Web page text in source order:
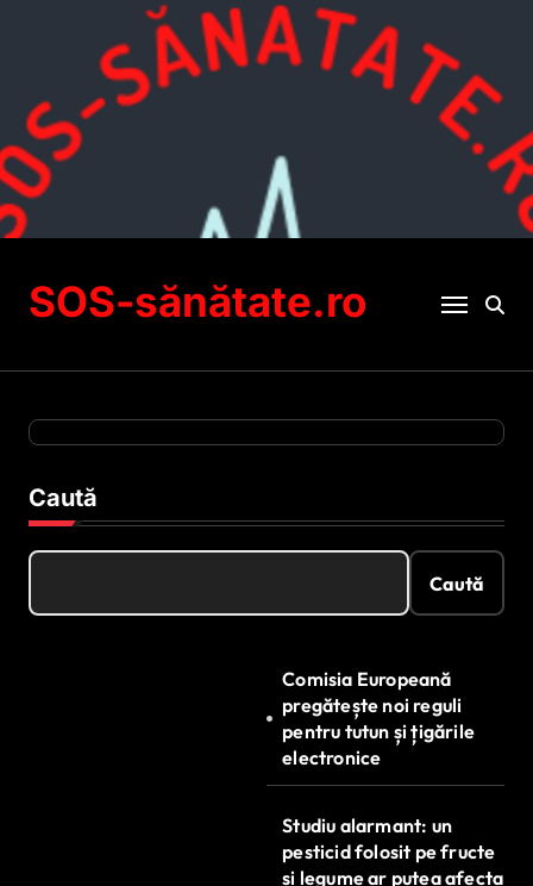
SOS-sănătate.ro
Caută
Caută
Comisia Europeană
pregătește noi reguli
pentru tutun și țigările
electronice
Studiu alarmant: un
pesticid folosit pe fructe
și legume ar putea afecta